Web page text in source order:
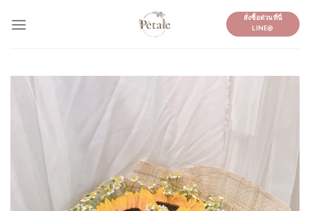
สั่งซื้อด่วนที่นี่
LINE@